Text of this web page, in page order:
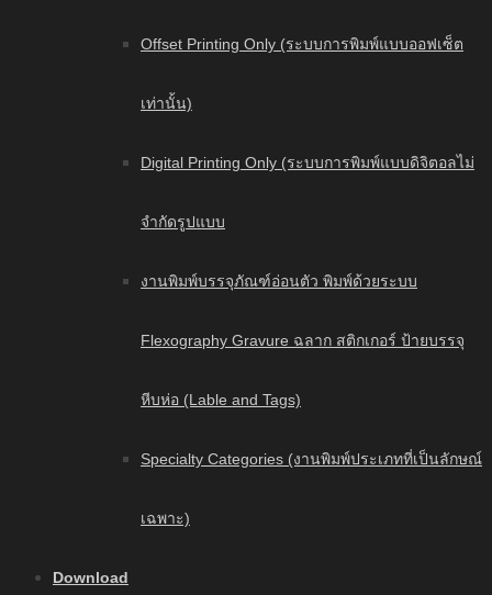
Offset Printing Only (ระบบการพิมพ์แบบออฟเซ็ต
เท่านั้น)
Digital Printing Only (ระบบการพิมพ์แบบดิจิตอลไม่
จำกัดรูปแบบ
งานพิมพ์บรรจุภัณฑ์อ่อนตัว พิมพ์ด้วยระบบ
Flexography Gravure ฉลาก สติกเกอร์ ป้ายบรรจุ
หีบห่อ (Lable and Tags)
Specialty Categories (งานพิมพ์ประเภทที่เป็นลักษณ์
เฉพาะ)
Download